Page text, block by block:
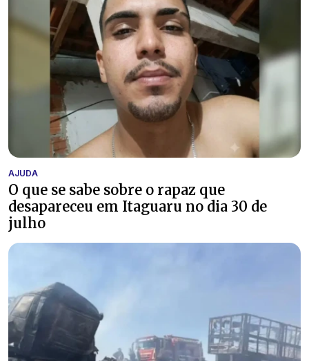
AJUDA
O que se sabe sobre o rapaz que
desapareceu em Itaguaru no dia 30 de
julho